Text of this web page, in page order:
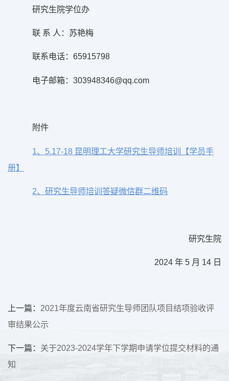
研究生院学位办
联 系 人：苏艳梅
联系电话：65915798
电子邮箱：303948346@qq.com
附件
1、5.17-18 昆明理工大学研究生导师培训【学员手
册】
2、研究生导师培训答疑微信群二维码
研究生院
2024 年 5 月 14 日
上一篇： 2021年度云南省研究生导师团队项目结项验收评
审结果公示
下一篇： 关于2023-2024学年下学期申请学位提交材料的通
知